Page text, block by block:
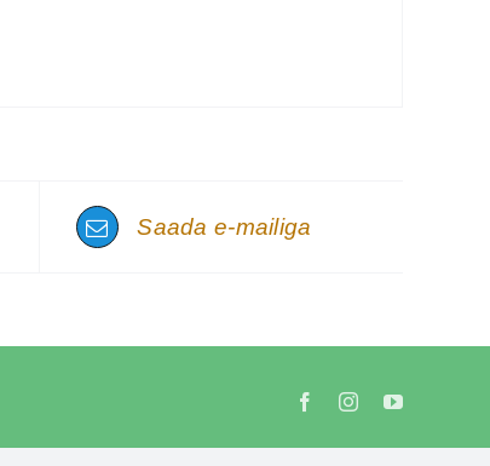
Saada e-mailiga
FacebookInstagramYouTube